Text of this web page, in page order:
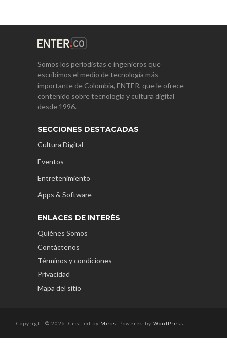
Somos los periodistas e ingenieros que
escribimos el medio de tecnología más
importante de Colombia, ENTER, que le ofrece
contenido sobre tecnología y cultura digital
desde 1996.
SECCIONES DESTACADAS
Cultura Digital
Eventos
Entretenimiento
Apps & Software
ENLACES DE INTERÉS
Quiénes Somos
Contáctenos
Términos y condiciones
Privacidad
Mapa del sitio
Copyright © 2026. Created by Meks . Powered by WordPress